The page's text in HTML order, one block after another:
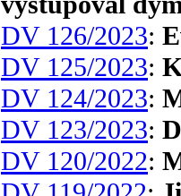
DV 126/2023:
DV 125/2023:
DV 124/2023:
DV 123/2023:
DV 120/2022: